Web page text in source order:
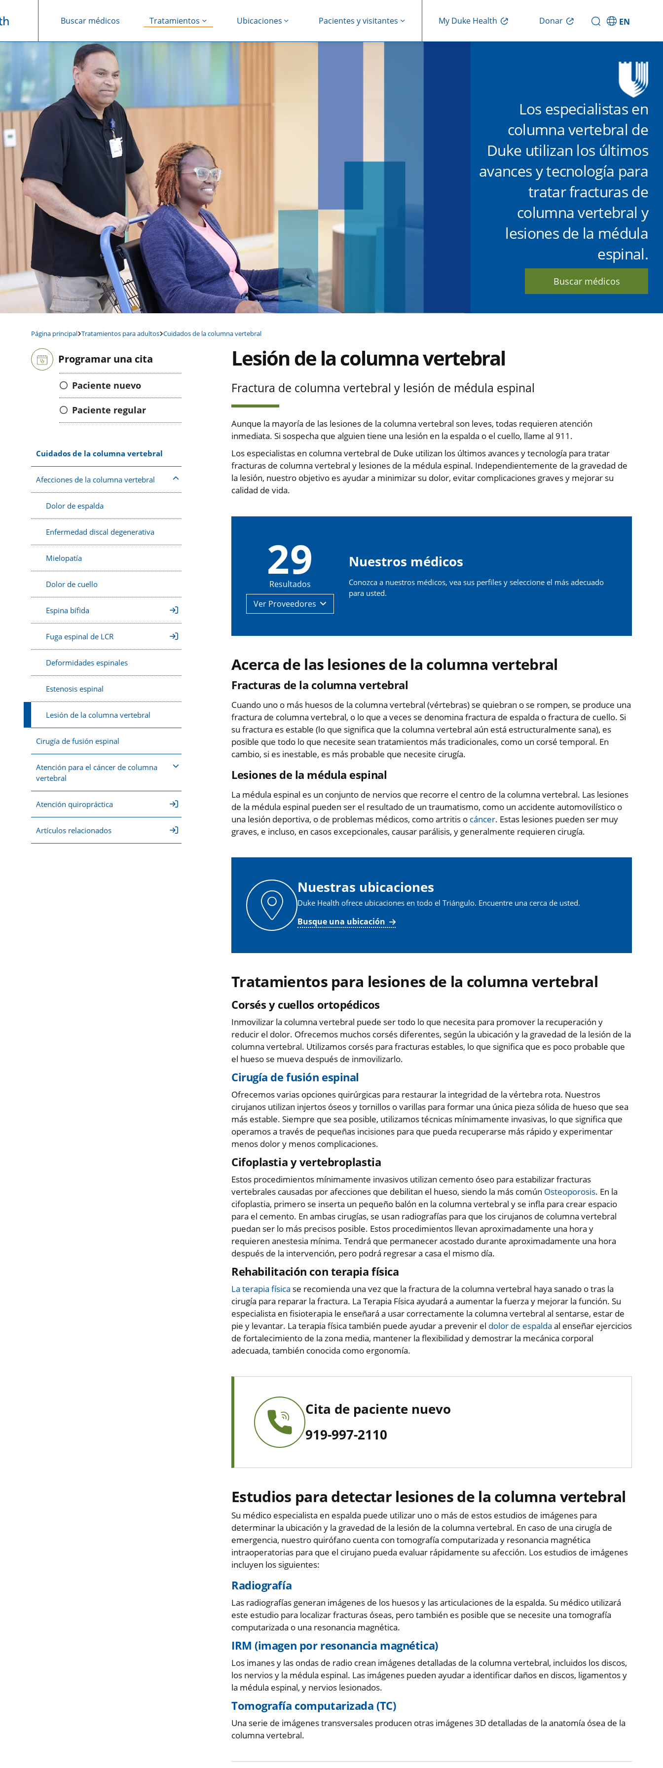
Buscar médicos Tratamientos Ubicaciones Pacientes y visitantes My Duke Health Donar EN
Los especialistas en
columna vertebral de
Duke utilizan los últimos
avances y tecnología para
tratar fracturas de
columna vertebral y
lesiones de la médula
espinal.
Buscar médicos
Página principal Tratamientos para adultos Cuidados de la columna vertebral
Programar una cita
Paciente nuevo
Paciente regular
Cuidados de la columna vertebral
Afecciones de la columna vertebral
Dolor de espalda
Enfermedad discal degenerativa
Mielopatía
Dolor de cuello
Espina bífida
Fuga espinal de LCR
Deformidades espinales
Estenosis espinal
Lesión de la columna vertebral
Cirugía de fusión espinal
Atención para el cáncer de columna
vertebral
Atención quiropráctica
Artículos relacionados
Lesión de la columna vertebral
Fractura de columna vertebral y lesión de médula espinal
Aunque la mayoría de las lesiones de la columna vertebral son leves, todas requieren atención
inmediata. Si sospecha que alguien tiene una lesión en la espalda o el cuello, llame al 911.
Los especialistas en columna vertebral de Duke utilizan los últimos avances y tecnología para tratar
fracturas de columna vertebral y lesiones de la médula espinal. Independientemente de la gravedad de
la lesión, nuestro objetivo es ayudar a minimizar su dolor, evitar complicaciones graves y mejorar su
calidad de vida.
29
Resultados
Ver Proveedores
Nuestros médicos
Conozca a nuestros médicos, vea sus perfiles y seleccione el más adecuado
para usted.
Acerca de las lesiones de la columna vertebral
Fracturas de la columna vertebral
Cuando uno o más huesos de la columna vertebral (vértebras) se quiebran o se rompen, se produce una
fractura de columna vertebral, o lo que a veces se denomina fractura de espalda o fractura de cuello. Si
su fractura es estable (lo que significa que la columna vertebral aún está estructuralmente sana), es
posible que todo lo que necesite sean tratamientos más tradicionales, como un corsé temporal. En
cambio, si es inestable, es más probable que necesite cirugía.
Lesiones de la médula espinal
La médula espinal es un conjunto de nervios que recorre el centro de la columna vertebral. Las lesiones
de la médula espinal pueden ser el resultado de un traumatismo, como un accidente automovilístico o
una lesión deportiva, o de problemas médicos, como artritis o cáncer. Estas lesiones pueden ser muy
graves, e incluso, en casos excepcionales, causar parálisis, y generalmente requieren cirugía.
Nuestras ubicaciones
Duke Health ofrece ubicaciones en todo el Triángulo. Encuentre una cerca de usted.
Busque una ubicación
Tratamientos para lesiones de la columna vertebral
Corsés y cuellos ortopédicos
Inmovilizar la columna vertebral puede ser todo lo que necesita para promover la recuperación y
reducir el dolor. Ofrecemos muchos corsés diferentes, según la ubicación y la gravedad de la lesión de la
columna vertebral. Utilizamos corsés para fracturas estables, lo que significa que es poco probable que
el hueso se mueva después de inmovilizarlo.
Cirugía de fusión espinal
Ofrecemos varias opciones quirúrgicas para restaurar la integridad de la vértebra rota. Nuestros
cirujanos utilizan injertos óseos y tornillos o varillas para formar una única pieza sólida de hueso que sea
más estable. Siempre que sea posible, utilizamos técnicas mínimamente invasivas, lo que significa que
operamos a través de pequeñas incisiones para que pueda recuperarse más rápido y experimentar
menos dolor y menos complicaciones.
Cifoplastia y vertebroplastia
Estos procedimientos mínimamente invasivos utilizan cemento óseo para estabilizar fracturas
vertebrales causadas por afecciones que debilitan el hueso, siendo la más común Osteoporosis. En la
cifoplastia, primero se inserta un pequeño balón en la columna vertebral y se infla para crear espacio
para el cemento. En ambas cirugías, se usan radiografías para que los cirujanos de columna vertebral
puedan ser lo más precisos posible. Estos procedimientos llevan aproximadamente una hora y
requieren anestesia mínima. Tendrá que permanecer acostado durante aproximadamente una hora
después de la intervención, pero podrá regresar a casa el mismo día.
Rehabilitación con terapia física
La terapia física se recomienda una vez que la fractura de la columna vertebral haya sanado o tras la
cirugía para reparar la fractura. La Terapia Física ayudará a aumentar la fuerza y mejorar la función. Su
especialista en fisioterapia le enseñará a usar correctamente la columna vertebral al sentarse, estar de
pie y levantar. La terapia física también puede ayudar a prevenir el dolor de espalda al enseñar ejercicios
de fortalecimiento de la zona media, mantener la flexibilidad y demostrar la mecánica corporal
adecuada, también conocida como ergonomía.
Cita de paciente nuevo
919-997-2110
Estudios para detectar lesiones de la columna vertebral
Su médico especialista en espalda puede utilizar uno o más de estos estudios de imágenes para
determinar la ubicación y la gravedad de la lesión de la columna vertebral. En caso de una cirugía de
emergencia, nuestro quirófano cuenta con tomografía computarizada y resonancia magnética
intraoperatorias para que el cirujano pueda evaluar rápidamente su afección. Los estudios de imágenes
incluyen los siguientes:
Radiografía
Las radiografías generan imágenes de los huesos y las articulaciones de la espalda. Su médico utilizará
este estudio para localizar fracturas óseas, pero también es posible que se necesite una tomografía
computarizada o una resonancia magnética.
IRM (imagen por resonancia magnética)
Los imanes y las ondas de radio crean imágenes detalladas de la columna vertebral, incluidos los discos,
los nervios y la médula espinal. Las imágenes pueden ayudar a identificar daños en discos, ligamentos y
la médula espinal, y nervios lesionados.
Tomografía computarizada (TC)
Una serie de imágenes transversales producen otras imágenes 3D detalladas de la anatomía ósea de la
columna vertebral.